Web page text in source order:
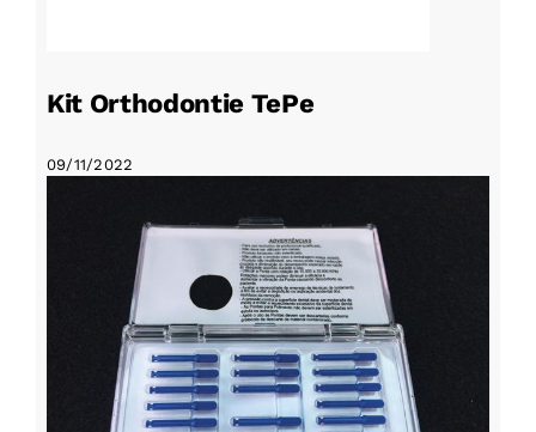
Kit Orthodontie TePe
09/11/2022